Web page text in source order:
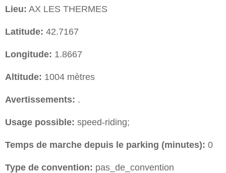
Lieu: AX LES THERMES
Latitude: 42.7167
Longitude: 1.8667
Altitude: 1004 mètres
Avertissements: .
Usage possible: speed-riding;
Temps de marche depuis le parking (minutes): 0
Type de convention: pas_de_convention